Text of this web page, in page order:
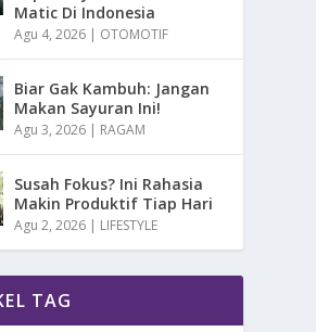
Matic Di Indonesia
Agu 4, 2026 | OTOMOTIF
Biar Gak Kambuh: Jangan
Makan Sayuran Ini!
Agu 3, 2026 | RAGAM
Susah Fokus? Ini Rahasia
Makin Produktif Tiap Hari
Agu 2, 2026 | LIFESTYLE
TAG